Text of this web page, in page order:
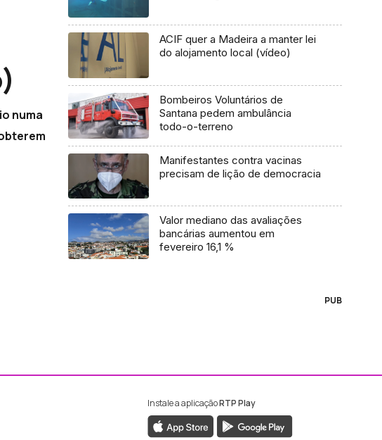
numa
ACIF quer a Madeira a manter lei
do alojamento local (vídeo)
Bombeiros Voluntários de
Santana pedem ambulância
todo-o-terreno
Manifestantes contra vacinas
precisam de lição de democracia
Valor mediano das avaliações
bancárias aumentou em
fevereiro 16,1 %
PUB
ao Facebook da RTP Madeira
ao Instagram da RTP Madeira
Instale a aplicaçãoRTP Play